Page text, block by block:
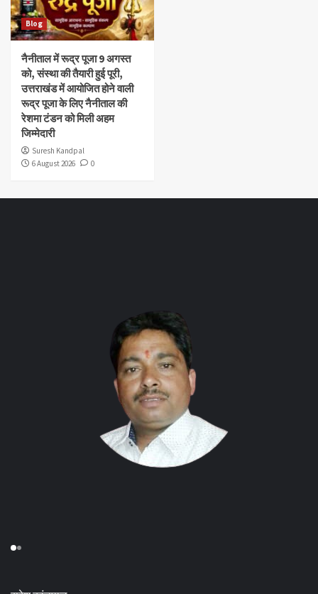
Blog
नैनीताल में रूद्र पूजा 9 अगस्त
को, संस्था की तैयारी हुई पूरी,
उत्तराखंड में आयोजित होने वाली
रूद्र पूजा के लिए नैनीताल की
रेशमा टंडन को मिली अहम
जिम्मेदारी
Suresh Kandpal
6 August 2026
0